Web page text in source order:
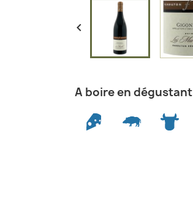

A boire en dégustant